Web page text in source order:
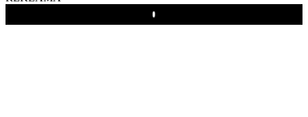
Play